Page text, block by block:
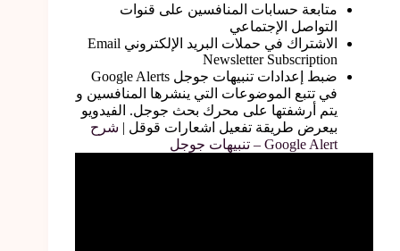
متابعة حسابات المنافسين على قنوات
التواصل الإجتماعي
الاشتراك في حملات البريد الإلكتروني Email
Newsletter Subscription
ضبط إعدادات تنبيهات جوجل Google Alerts
في تتبع الموضوعات التي ينشرها المنافسين و
يتم أرشفتها على محرك بحث جوجل. الفيدويو
بيعرض طريقة تفعيل اشعارات قوقل | شرح
Google Alert – تنبيهات جوجل